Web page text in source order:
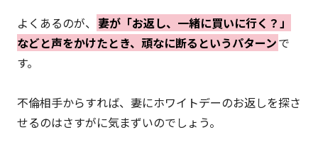
よくあるのが、 妻が「お返し、一緒に買いに行く？」
などと声をかけたとき、頑なに断るというパターンで
す。
不倫相手からすれば、妻にホワイトデーのお返しを探さ
せるのはさすがに気まずいのでしょう。